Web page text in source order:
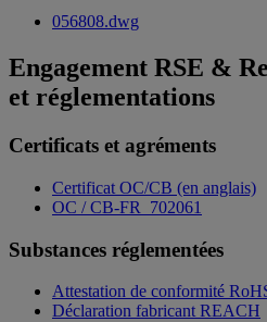
056808.dwg
Engagement RSE &
et réglementations
Certificats et agréments
Certificat OC/CB (en anglais)
OC / CB-FR_702061
Substances réglementées
Attestation de conformité
Déclaration fabricant REACH